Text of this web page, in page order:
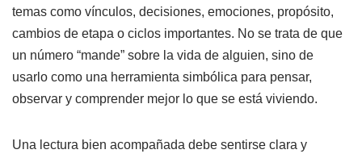
temas como vínculos, decisiones, emociones, propósito,
cambios de etapa o ciclos importantes. No se trata de que
un número “mande” sobre la vida de alguien, sino de
usarlo como una herramienta simbólica para pensar,
observar y comprender mejor lo que se está viviendo.
Una lectura bien acompañada debe sentirse clara y